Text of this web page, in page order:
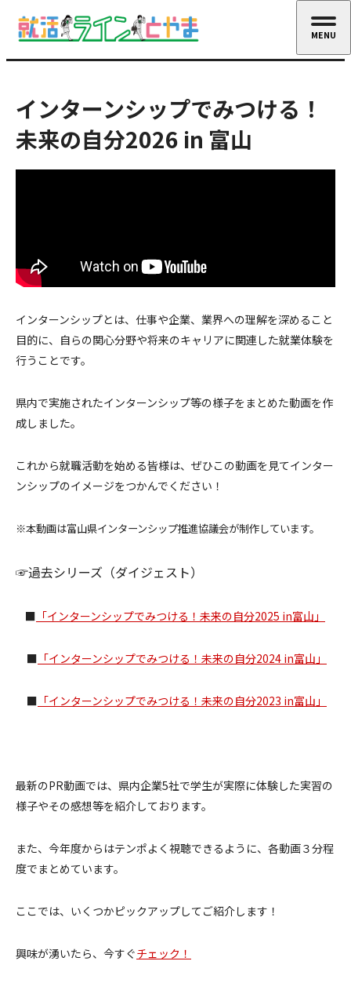
インターンシップでみつける！
未来の自分2026 in 富山
インターンシップとは、仕事や企業、業界への理解を深めること
目的に、自らの関心分野や将来のキャリアに関連した就業体験を
行うことです。
県内で実施されたインターンシップ等の様子をまとめた動画を作
成しました。
これから就職活動を始める皆様は、ぜひこの動画を見てインター
ンシップのイメージをつかんでください！
※本動画は富山県インターンシップ推進協議会が制作しています。
☞過去シリーズ（ダイジェスト）
■ 「インターンシップでみつける！未来の自分2025 in富山」
■ 「インターンシップでみつける！未来の自分2024 in富山」
■ 「インターンシップでみつける！未来の自分2023 in富山」
最新のPR動画では、県内企業5社で学生が実際に体験した実習の
様子やその感想等を紹介しております。
また、今年度からはテンポよく視聴できるように、各動画３分程
度でまとめています。
ここでは、いくつかピックアップしてご紹介します！
興味が湧いたら、今すぐチェック！
MENU